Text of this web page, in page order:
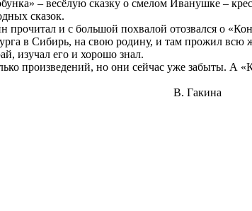
– весёлую сказку о смелом Иванушке –
сказок.
и с большой похвалой отозвался о
в Сибирь, на свою родину, и там прожил
изучал его и хорошо знал.
произведений, но они сейчас уже забыты. А
В. Гакина